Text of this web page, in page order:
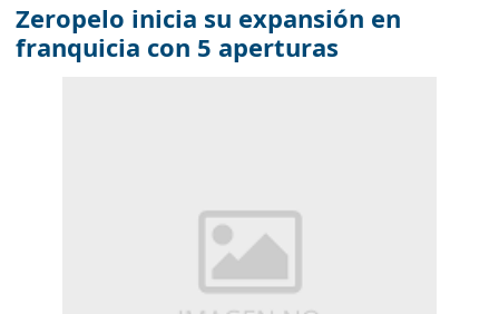
Zeropelo inicia su expansión en
franquicia con 5 aperturas